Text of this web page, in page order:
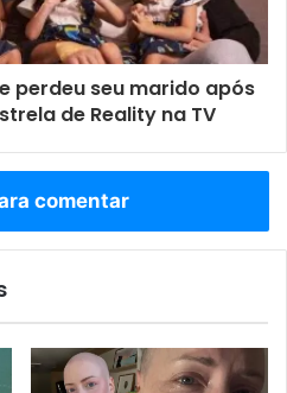
perdeu seu marido após
de Reality na TV
comentar